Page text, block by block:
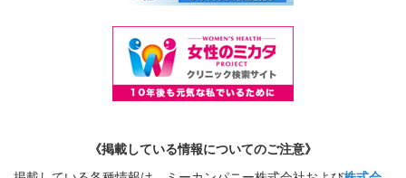
《掲載している情報についてのご注意》